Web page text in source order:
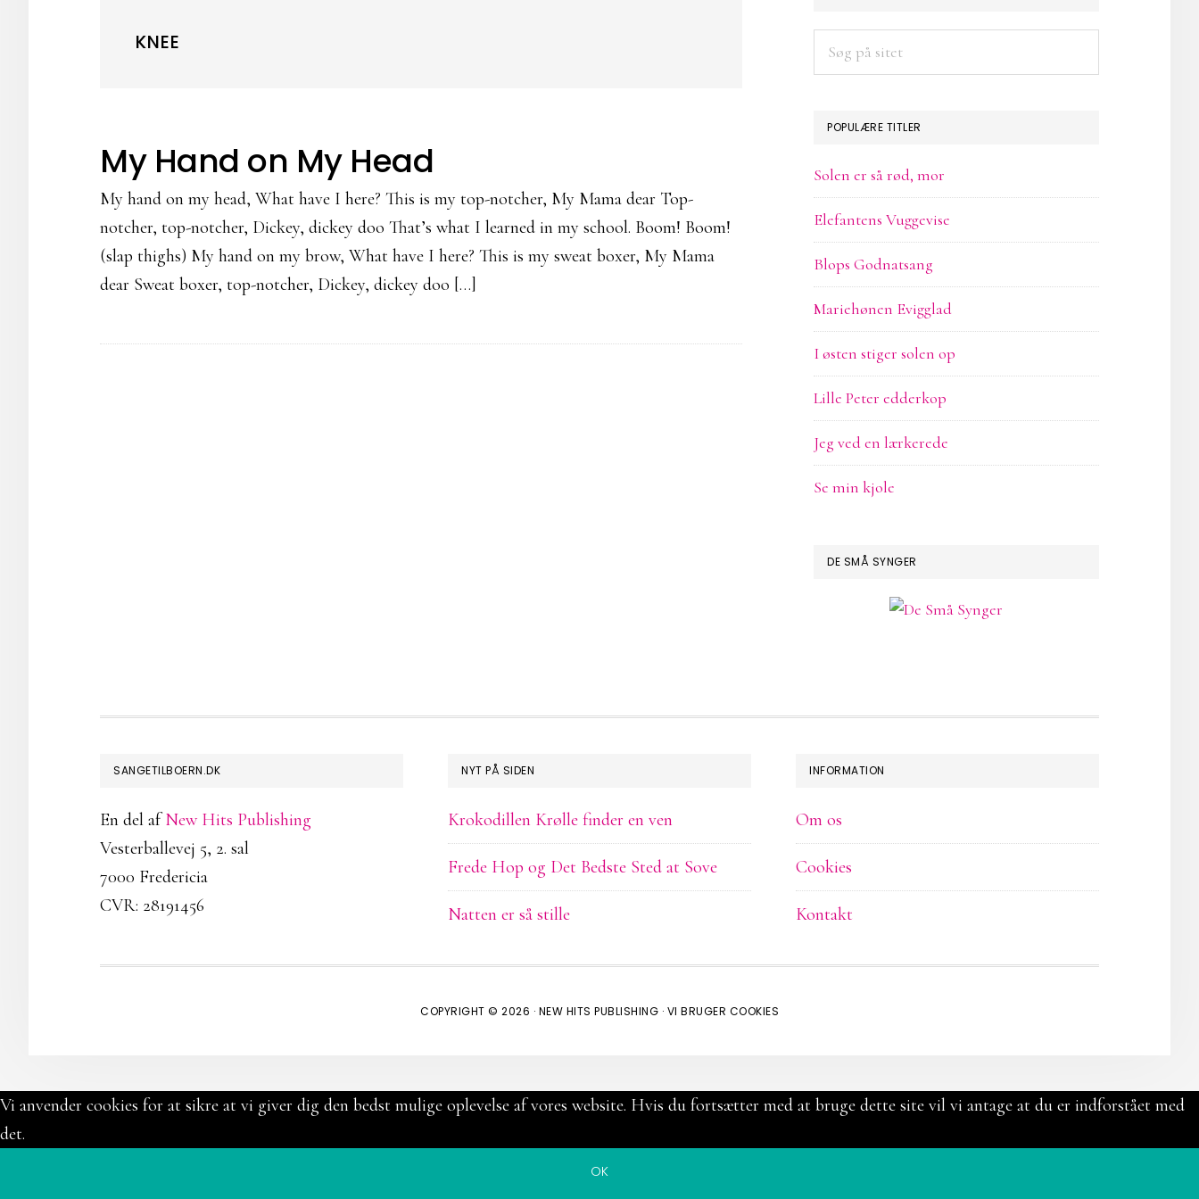
KNEE
My Hand on My Head
My hand on my head, What have I here? This is my top-notcher, My Mama dear Top-
notcher, top-notcher, Dickey, dickey doo That’s what I learned in my school. Boom! Boom!
(slap thighs) My hand on my brow, What have I here? This is my sweat boxer, My Mama
dear Sweat boxer, top-notcher, Dickey, dickey doo […]
SIDEBAR
POPULÆRE TITLER
Solen er så rød, mor
Elefantens Vuggevise
Blops Godnatsang
Mariehønen Evigglad
I østen stiger solen op
Lille Peter edderkop
Jeg ved en lærkerede
Se min kjole
DE SMÅ SYNGER
FOOTER
SANGETILBOERN.DK
En del afNew Hits Publishing
Vesterballevej 5, 2. sal
7000 Fredericia
CVR: 28191456
NYT PÅ SIDEN
Krokodillen Krølle finder en ven
Frede Hop og Det Bedste Sted at Sove
Natten er så stille
INFORMATION
Om os
Cookies
Kontakt
COPYRIGHT © 2026 · NEW HITS PUBLISHING · VI BRUGER COOKIES
Vi anvender cookies for at sikre at vi giver dig den bedst mulige oplevelse af vores website. Hvis du fortsætter med at bruge dette site vil vi antage at du er indforstået med
det.
OK